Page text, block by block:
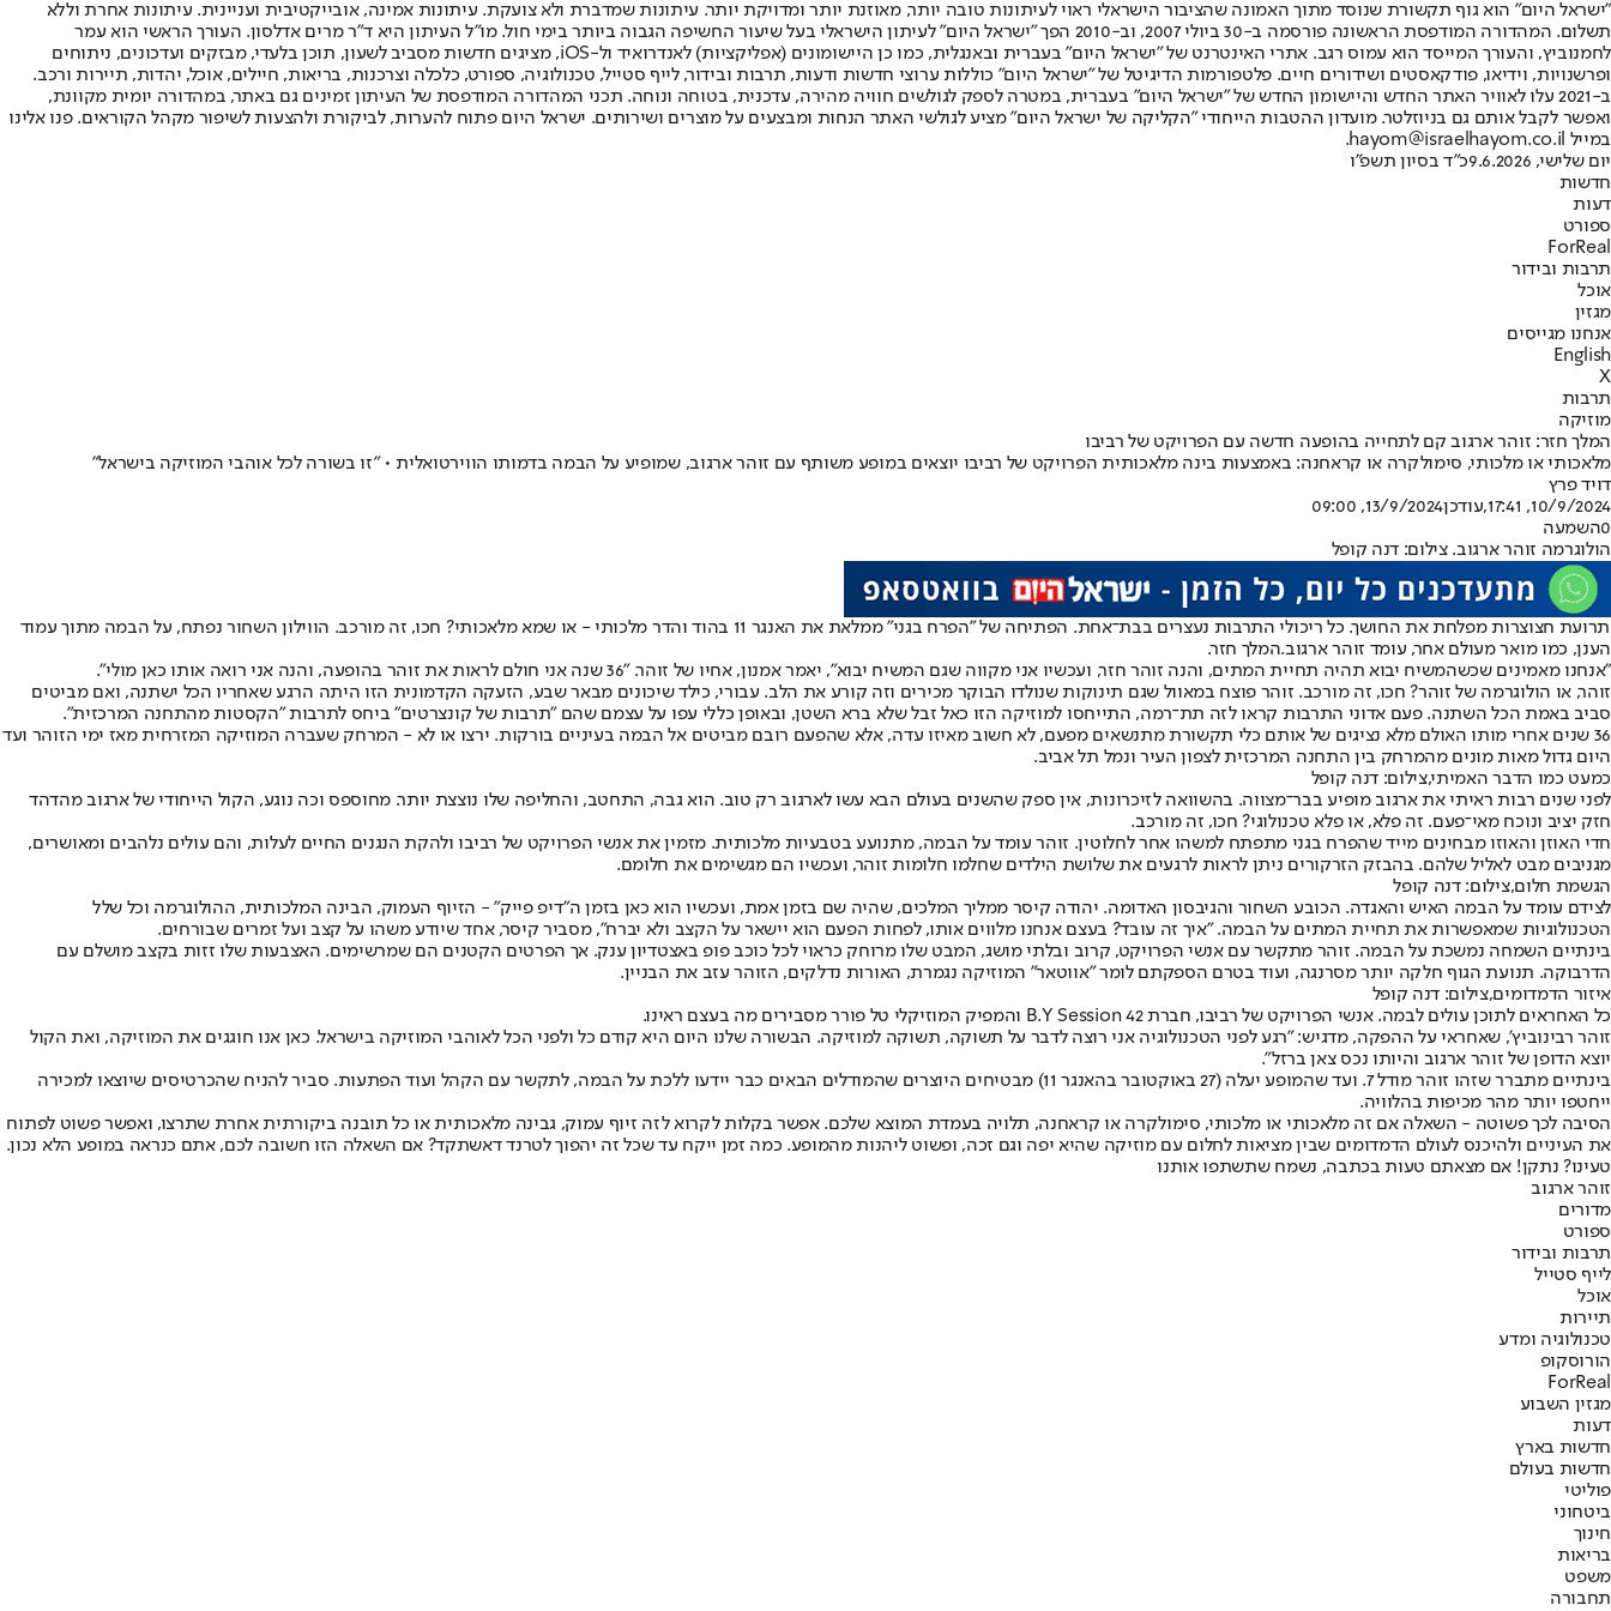
"ישראל היום" הוא גוף תקשורת שנוסד מתוך האמונה שהציבור הישראלי ראוי לעיתונות טובה יותר, מאוזנת יותר ומדויקת יותר. עיתונות שמדברת ולא צועקת. עיתונות אמינה, אובייקטיבית ועניינית. עיתונות אחרת וללא
תשלום. המהדורה המודפסת הראשונה פורסמה ב-30 ביולי 2007, וב-2010 הפך "ישראל היום" לעיתון הישראלי בעל שיעור החשיפה הגבוה ביותר בימי חול. מו"ל העיתון היא ד"ר מרים אדלסון. העורך הראשי הוא עמר
לחמנוביץ, והעורך המייסד הוא עמוס רגב. אתרי האינטרנט של "ישראל היום" בעברית ובאנגלית, כמו כן היישומונים (אפליקציות) לאנדרואיד ול-iOS, מציגים חדשות מסביב לשעון, תוכן בלעדי, מבזקים ועדכונים, ניתוחים
ופרשנויות, וידיאו, פודקאסטים ושידורים חיים. פלטפורמות הדיגיטל של "ישראל היום" כוללות ערוצי חדשות ודעות, תרבות ובידור, לייף סטייל, טכנולוגיה, ספורט, כלכלה וצרכנות, בריאות, חיילים, אוכל, יהדות, תיירות ורכב.
ב-2021 עלו לאוויר האתר החדש והיישומון החדש של "ישראל היום" בעברית, במטרה לספק לגולשים חוויה מהירה, עדכנית, בטוחה ונוחה. תכני המהדורה המודפסת של העיתון זמינים גם באתר, במהדורה יומית מקוונת,
ואפשר לקבל אותם גם בניוזלטר. מועדון ההטבות הייחודי "הקליקה של ישראל היום" מציע לגולשי האתר הנחות ומבצעים על מוצרים ושירותים. ישראל היום פתוח להערות, לביקורת ולהצעות לשיפור מקהל הקוראים. פנו אלינו
במייל hayom@israelhayom.co.il.
יום שלישי, 9.6.2026
כ"ד בסיון תשפ"ו
חדשות
דעות
ספורט
ForReal
תרבות ובידור
אוכל
מגזין
אנחנו מגייסים
English
X
תרבות
מוזיקה
המלך חזר: זוהר ארגוב קם לתחייה בהופעה חדשה עם הפרויקט של רביבו
מלאכותי או מלכותי, סימולקרה או קראחנה: באמצעות בינה מלאכותית הפרויקט של רביבו יוצאים במופע משותף עם זוהר ארגוב, שמופיע על הבמה בדמותו הווירטואלית • "זו בשורה לכל אוהבי המוזיקה בישראל"
דויד פרץ
10/9/2024, 17:41
,עודכן13/9/2024, 09:00
0השמעה
הולוגרמה זוהר ארגוב. צילום: דנה קופל
תרועת חצוצרות מפלחת את החושך. כל ריכולי התרבות נעצרים בבת־אחת. הפתיחה של "הפרח בגני" ממלאת את האנגר 11 בהוד והדר מלכותי - או שמא מלאכותי? חכו, זה מורכב. הווילון השחור נפתח, על הבמה מתוך עמוד
הענן, כמו מואר מעולם אחר, עומד זוהר ארגוב.המלך חזר.
"אנחנו מאמינים שכשהמשיח יבוא תהיה תחיית המתים, והנה זוהר חזר, ועכשיו אני מקווה שגם המשיח יבוא", יאמר אמנון, אחיו של זוהר. "36 שנה אני חולם לראות את זוהר בהופעה, והנה אני רואה אותו כאן מולי".
זוהר, או הולוגרמה של זוהר? חכו, זה מורכב. זוהר פוצח במאוול שגם תינוקות שנולדו הבוקר מכירים וזה קורע את הלב. עבורי, כילד שיכונים מבאר שבע, הזעקה הקדמונית הזו היתה הרגע שאחריו הכל ישתנה, ואם מביטים
סביב באמת הכל השתנה. פעם אדוני התרבות קראו לזה תת־רמה, התייחסו למוזיקה הזו כאל זבל שלא ברא השטן, ובאופן כללי עפו על עצמם שהם "תרבות של קונצרטים" ביחס לתרבות "הקסטות מהתחנה המרכזית".
36 שנים אחרי מותו האולם מלא נציגים של אותם כלי תקשורת מתנשאים מפעם, לא חשוב מאיזו עדה, אלא שהפעם רובם מביטים אל הבמה בעיניים בורקות. ירצו או לא - המרחק שעברה המוזיקה המזרחית מאז ימי הזוהר ועד
היום גדול מאות מונים מהמרחק בין התחנה המרכזית לצפון העיר ונמל תל אביב.
כמעט כמו הדבר האמיתי,צילום: דנה קופל
לפני שנים רבות ראיתי את ארגוב מופיע בבר־מצווה. בהשוואה לזיכרונות, אין ספק שהשנים בעולם הבא עשו לארגוב רק טוב. הוא גבה, התחטב, והחליפה שלו נוצצת יותר. מחוספס וכה נוגע, הקול הייחודי של ארגוב מהדהד
חזק יציב ונוכח מאי־פעם. זה פלא, או פלא טכנולוגי? חכו, זה מורכב.
חדי האוזן והאוזו מבחינים מייד שהפרח בגני מתפתח למשהו אחר לחלוטין. זוהר עומד על הבמה, מתנועע בטבעיות מלכותית. מזמין את אנשי הפרויקט של רביבו ולהקת הנגנים החיים לעלות, והם עולים נלהבים ומאושרים,
מגניבים מבט לאליל שלהם. בהבזק הזרקורים ניתן לראות לרגעים את שלושת הילדים שחלמו חלומות זוהר, ועכשיו הם מגשימים את חלומם.
הגשמת חלום,צילום: דנה קופל
לצידם עומד על הבמה האיש והאגדה. הכובע השחור והגיבסון האדומה. יהודה קיסר ממליך המלכים, שהיה שם בזמן אמת, ועכשיו הוא כאן בזמן ה"דיפ פייק" - הזיוף העמוק, הבינה המלכותית, ההולוגרמה וכל שלל
הטכנולוגיות שמאפשרות את תחיית המתים על הבמה. "איך זה עובד? בעצם אנחנו מלווים אותו, לפחות הפעם הוא יישאר על הקצב ולא יברח", מסביר קיסר, אחד שיודע משהו על קצב ועל זמרים שבורחים.
בינתיים השמחה נמשכת על הבמה. זוהר מתקשר עם אנשי הפרויקט, קרוב ובלתי מושג, המבט שלו מרוחק כראוי לכל כוכב פופ באצטדיון ענק. אך הפרטים הקטנים הם שמרשימים. האצבעות שלו זזות בקצב מושלם עם
הדרבוקה. תנועת הגוף חלקה יותר מסרנגה, ועוד בטרם הספקתם לומר "אווטאר" המוזיקה נגמרת, האורות נדלקים, הזוהר עזב את הבניין.
איזור הדמדומים,צילום: דנה קופל
כל האחראים לתוכן עולים לבמה. אנשי הפרויקט של רביבו, חברת B.Y Session 42 והמפיק המוזיקלי טל פורר מסבירים מה בעצם ראינו.
זוהר רבינוביץ', שאחראי על ההפקה, מדגיש: "רגע לפני הטכנולוגיה אני רוצה לדבר על תשוקה, תשוקה למוזיקה. הבשורה שלנו היום היא קודם כל ולפני הכל לאוהבי המוזיקה בישראל. כאן אנו חוגגים את המוזיקה, ואת הקול
יוצא הדופן של זוהר ארגוב והיותו נכס צאן ברזל".
בינתיים מתברר שזהו זוהר מודל 7. ועד שהמופע יעלה (27 באוקטובר בהאנגר 11) מבטיחים היוצרים שהמודלים הבאים כבר יידעו ללכת על הבמה, לתקשר עם הקהל ועוד הפתעות. סביר להניח שהכרטיסים שיוצאו למכירה
ייחטפו יותר מהר מכיפות בהלוויה.
הסיבה לכך פשוטה - השאלה אם זה מלאכותי או מלכותי, סימולקרה או קראחנה, תלויה בעמדת המוצא שלכם. אפשר בקלות לקרוא לזה זיוף עמוק, גבינה מלאכותית או כל תובנה ביקורתית אחרת שתרצו, ואפשר פשוט לפתוח
את העיניים ולהיכנס לעולם הדמדומים שבין מציאות לחלום עם מוזיקה שהיא יפה וגם זכה, ופשוט ליהנות מהמופע. כמה זמן ייקח עד שכל זה יהפוך לטרנד דאשתקד? אם השאלה הזו חשובה לכם, אתם כנראה במופע הלא נכון.
טעינו? נתקן! אם מצאתם טעות בכתבה, נשמח שתשתפו אותנו
זוהר ארגוב
מדורים
ספורט
תרבות ובידור
לייף סטייל
אוכל
תיירות
טכנולוגיה ומדע
הורוסקופ
ForReal
מגזין השבוע
דעות
חדשות בארץ
חדשות בעולם
פוליטי
ביטחוני
חינוך
בריאות
משפט
תחבורה